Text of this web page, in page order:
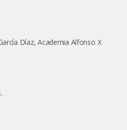
Díaz, Academia Alfonso X